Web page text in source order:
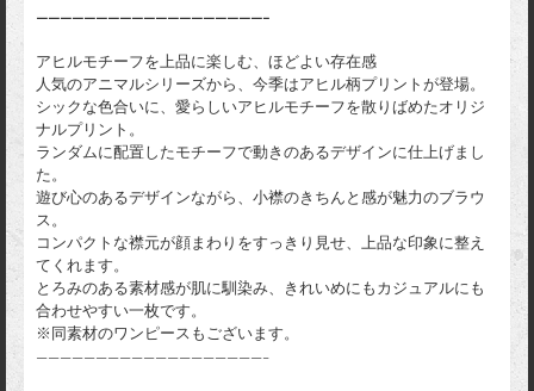
———————————————————-
アヒルモチーフを上品に楽しむ、ほどよい存在感
人気のアニマルシリーズから、今季はアヒル柄プリントが登場。
シックな色合いに、愛らしいアヒルモチーフを散りばめたオリジ
ナルプリント。
ランダムに配置したモチーフで動きのあるデザインに仕上げまし
た。
遊び心のあるデザインながら、小襟のきちんと感が魅力のブラウ
ス。
コンパクトな襟元が顔まわりをすっきり見せ、上品な印象に整え
てくれます。
とろみのある素材感が肌に馴染み、きれいめにもカジュアルにも
合わせやすい一枚です。
※同素材のワンピースもございます。
———————————————————-